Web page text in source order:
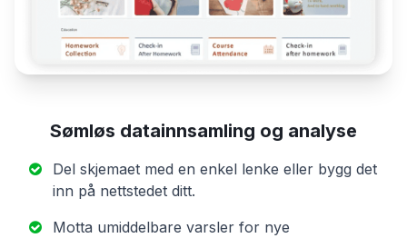
Sømløs datainnsamling og analyse
Del skjemaet med en enkel lenke eller bygg det
inn på nettstedet ditt.
Motta umiddelbare varsler for nye